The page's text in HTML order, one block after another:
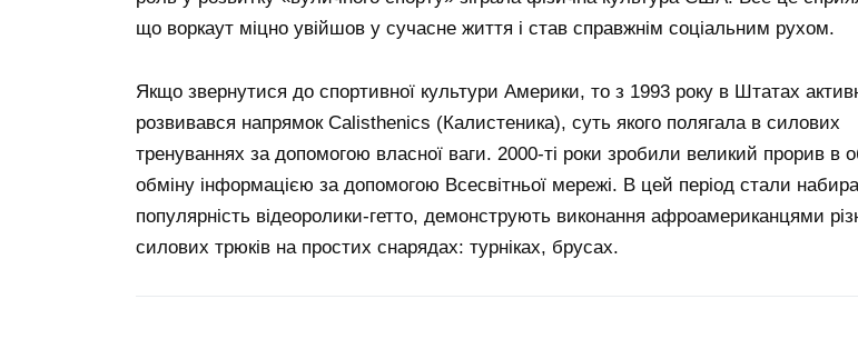
що воркаут міцно увійшов у сучасне життя і став справжнім соціальним рухом.
Якщо звернутися до спортивної культури Америки, то з 1993 року в Штатах
розвивався напрямок Calisthenics (Калистеника), суть якого полягала в силових
тренуваннях за допомогою власної ваги. 2000-ті роки зробили великий прорив в
обміну інформацією за допомогою Всесвітньої мережі. В цей період стали
популярність відеоролики-гетто, демонструють виконання афроамериканцями
силових трюків на простих снарядах: турніках, брусах.